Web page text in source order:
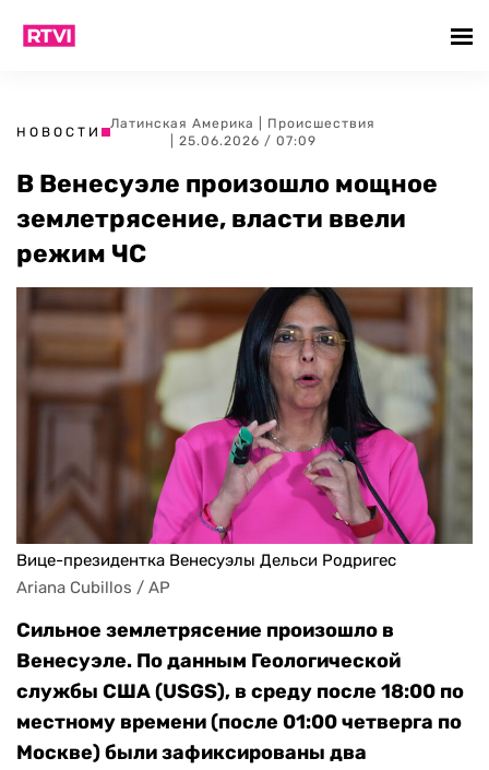
НОВОСТИ
Латинская Америка
Происшествия
| 25.06.2026 / 07:09
В Венесуэле произошло мощное
землетрясение, власти ввели
режим ЧС
Вице-президентка Венесуэлы Дельси Родригес
Ariana Cubillos / AP
Сильное землетрясение произошло в
Венесуэле. По данным Геологической
службы США (USGS), в среду после 18:00 по
местному времени (после 01:00 четверга по
Москве) были зафиксированы два